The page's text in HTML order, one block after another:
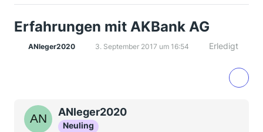
Erfahrungen mit AKBank AG
ANleger2020 3. September 2017 um 16:54 Erledigt
ANleger2020
Neuling